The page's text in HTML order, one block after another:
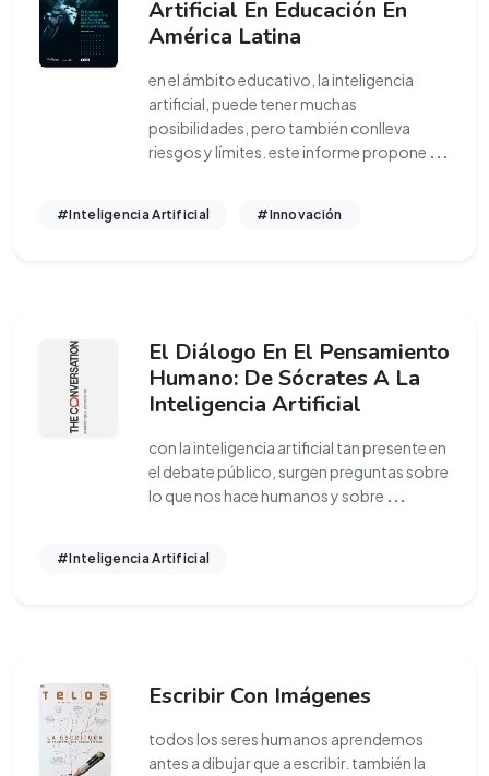
Artificial En Educación En
América Latina
en el ámbito educativo, la inteligencia
artificial, puede tener muchas
posibilidades, pero también conlleva
riesgos y límites. este informe propone ...
#Inteligencia Artificial #Innovación
El Diálogo En El Pensamiento
Humano: De Sócrates A La
Inteligencia Artificial
con la inteligencia artificial tan presente en
el debate público, surgen preguntas sobre
lo que nos hace humanos y sobre ...
#Inteligencia Artificial
Escribir Con Imágenes
todos los seres humanos aprendemos
antes a dibujar que a escribir. también la